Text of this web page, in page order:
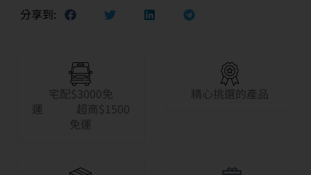
分享到:
宅配$3000免
運 超商$1500
免運
精心挑選的產品